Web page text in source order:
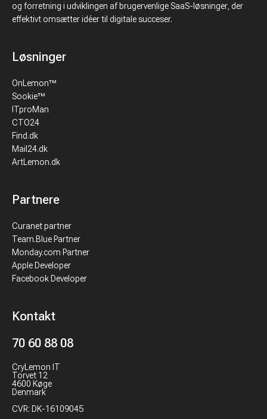
og forretning i udviklingen af brugervenlige SaaS-løsninger, der
effektivt omsætter idéer til digitale succeser.
Løsninger
OnLemon™
Sookie™
ITproMan
CTO24
Find.dk
Mail24.dk
ArtLemon.dk
Partnere
Curanet partner
Team.Blue Partner
Monday.com Partner
Apple Developer
Facebook Developer
Kontakt
70 60 88 08
CryLemon IT
Torvet 12
4600 Køge
Denmark
CVR: DK-16109045